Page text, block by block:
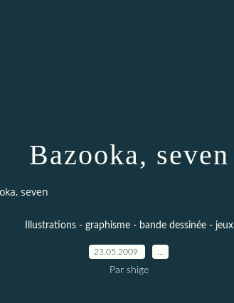
Bazooka, seven
seven
Illustrations - graphisme - bande dessinée - jeux
23.05.2009
Par shige